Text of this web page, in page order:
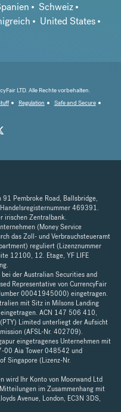
Schweiz
United States
LTD. Alle Rechte vorbehalten.
Regulation
Safe and Secure
Pembroke Road, Ballsbridge,
469391.
irischen Zentralbank.
(Money Service
das Zoll- und Verbrauchsteueramt
reguliert (Lizenznummer
12100, 12. Etage, YF LIFE
der Australian Securities and
Representative von CurrencyFair
00041945000) eingetragen.
mit Sitz in Milsons Landing
ACN 147 506 410,
Limited unterliegt der Aufsicht
(AFSL-Nr. 402709).
eingetragenes Unternehmen mit
00 Aia Tower 048542 und
Singapore (Lizenz-Nr.
wird Ihr Konto von Moorwand Ltd
im Zusammenhang mit
Avenue, London, EC3N 3DS,